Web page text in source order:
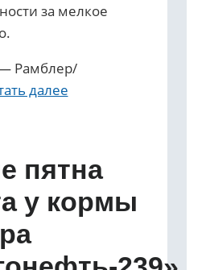
за мелкое
Рамблер/
далее
пятна
у кормы